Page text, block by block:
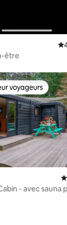
être
voyageurs
voyageurs
- avec sauna